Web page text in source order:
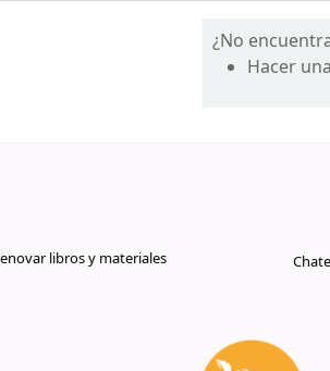
¿No
Hacer
libros y materiales